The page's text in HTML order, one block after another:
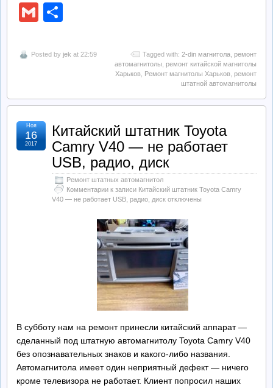
Gmail
Posted by jek at 22:59 Tagged with: 2-din магнитола ремонт
автомагнитолы ремонт китайской магнитолы
Харьков Ремонт магнитолы Харьков ремонт
штатной автомагнитолы
Китайский штатник Toyota
Camry V40 — не работает
USB, радио, диск
Ремонт штатных автомагнитол
Комментарии к записи Китайский штатник Toyota Camry
V40 — не работает USB, радио, диск отключены
Ноя
16
2017
В субботу нам на ремонт принесли китайский аппарат —
сделанный под штатную автомагнитолу Toyota Camry V40
без опознавательных знаков и какого-либо названия.
Автомагнитола имеет один неприятный дефект — ничего
кроме телевизора не работает. Клиент попросил наших